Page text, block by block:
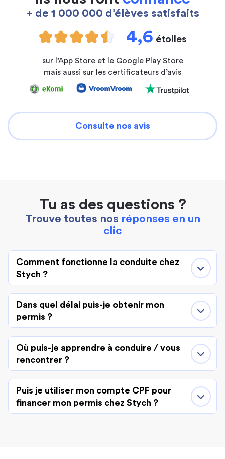
+ de 1 000 000 d’élèves satisfaits
4,6 étoiles
sur l’App Store et le Google Play Store
mais aussi sur les certificateurs d’avis
Consulte nos avis
Tu as des questions ?
Trouve toutes nos réponses en un
clic
Comment fonctionne la conduite chez
Stych ?
Dans quel délai puis-je obtenir mon
permis ?
Où puis-je apprendre à conduire / vous
rencontrer ?
Puis je utiliser mon compte CPF pour
financer mon permis chez Stych ?